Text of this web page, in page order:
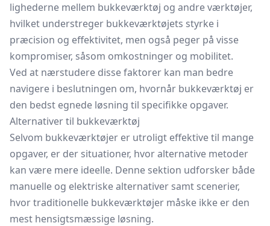
lighederne mellem bukkeværktøj og andre værktøjer,
hvilket understreger bukkeværktøjets styrke i
præcision og effektivitet, men også peger på visse
kompromiser, såsom omkostninger og mobilitet.
Ved at nærstudere disse faktorer kan man bedre
navigere i beslutningen om, hvornår bukkeværktøj er
den bedst egnede løsning til specifikke opgaver.
Alternativer til bukkeværktøj
Selvom bukkeværktøjer er utroligt effektive til mange
opgaver, er der situationer, hvor alternative metoder
kan være mere ideelle. Denne sektion udforsker både
manuelle og elektriske alternativer samt scenerier,
hvor traditionelle bukkeværktøjer måske ikke er den
mest hensigtsmæssige løsning.